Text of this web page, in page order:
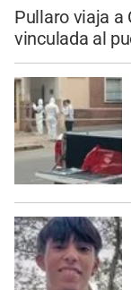
Pullaro viaja a
vinculada al